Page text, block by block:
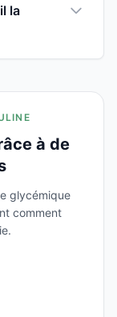
la
à de
glycémique
comment